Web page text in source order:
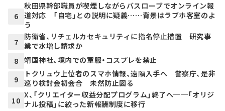
6
秋田県幹部職員が喫煙しながらバスローブでオンライン報
道対応 「自宅」との説明に疑義……背景はラブホ客室のよ
う
7
防衛省、リチェルカセキュリティに指名停止措置 研究事
業で水増し請求か
8 靖国神社、境内での軍服・コスプレを禁止
9
トクリュウ上位者のスマホ情報、遠隔入手へ 警察庁、是非
巡り検討会初会合 未然防止図る
10
X、「クリエイター収益分配プログラム」終了へ──「オリジ
ナル投稿」に絞った新報酬制度に移行